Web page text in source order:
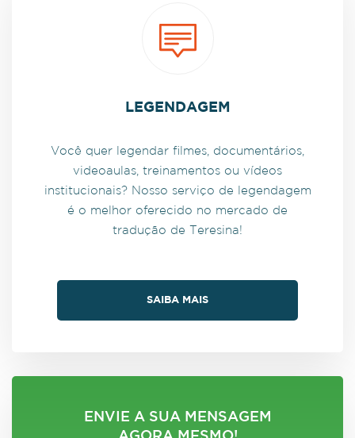
LEGENDAGEM
Você quer legendar filmes, documentários,
videoaulas, treinamentos ou vídeos
institucionais? Nosso serviço de legendagem
é o melhor oferecido no mercado de
tradução de Teresina!
SAIBA MAIS
ENVIE A SUA MENSAGEM